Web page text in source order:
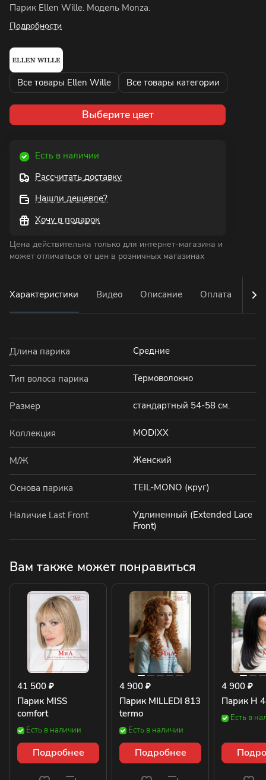
Парик Ellen Wille. Модель Monza.
Подробности
Все товары Ellen Wille Все товары категории
Выберите цвет
Есть в наличии
Рассчитать доставку
Нашли дешевле?
Хочу в подарок
Цена действительна только для интернет-магазина и
может отличаться от цен в розничных магазинах
Характеристики Видео Описание Оплата
Длина парика Средние
Тип волоса парика Термоволокно
Размер стандартный 54-58 см.
Коллекция MODIXX
М/Ж Женский
Основа парика TEIL-MONO (круг)
Наличие Last Front
Удлиненный (Extended Lace
Front)
Вам также может понравиться
41 500 ₽
Парик MISS
comfort
Есть в наличии
Подробнее
4 900 ₽
Парик MILLEDI 813
termo
Есть в наличии
Подробнее
4 900 ₽
Парик H
Есть в